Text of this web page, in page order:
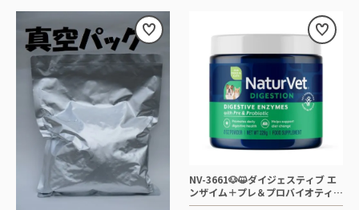
NV-3661🐶😺ダイジェスティブ エ
ンザイム＋プレ＆プロバイオティッ
クパウダー【8oz≒228g≒小さじ-